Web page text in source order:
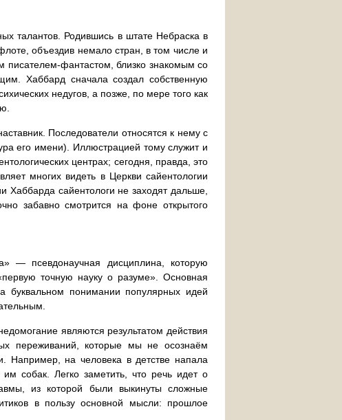
талантов. Родившись в штате Небраска в
объездив немало стран, в том числе и
писателем-фантастом, близко знакомым со
Хаббард сначала создал собственную
недугов, а позже, по мере того как
Последователи относятся к нему с
его имени). Иллюстрацией тому служит и
центрах; сегодня, правда, это
многих видеть в Церкви сайентологии
Хаббарда сайентологи не заходят дальше,
забавно смотрится на фоне открытого
— псевдонаучная дисциплина, которую
точную науку о разуме». Основная
буквальном понимании популярных идей
являются результатом действия
переживаний, которые мы не осознаём
Например, на человека в детстве напала
собак. Легко заметить, что речь идет о
из которой были выкинуты сложные
в пользу основной мысли: прошлое